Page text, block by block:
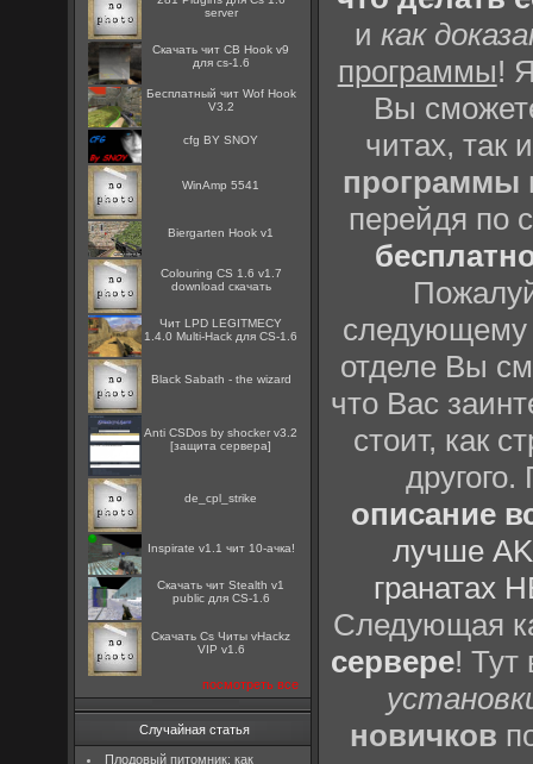
server
Скачать чит CB Hook v9
для cs-1.6
Бесплатный чит Wof Hook
V3.2
cfg BY SNOY
WinAmp 5541
Biergarten Hook v1
Colouring CS 1.6 v1.7
download скачать
Чит LPD LEGITMECY
1.4.0 Multi-Hack для CS-1.6
Black Sabath - the wizard
Anti CSDos by shocker v3.2
[защита сервера]
de_cpl_strike
Inspirate v1.1 чит 10-ачка!
Скачать чит Stealth v1
public для CS-1.6
Скачать Cs Читы vHackz
VIP v1.6
посмотреть все
Случайная статья
Плодовый питомник: как
икак
программы!
Вы
читах, так
программы
перейдя по
отделе Вы
что Вас
стоит, как
описание
лучше
гранатах
Следующая
сервере! Тут
новичков